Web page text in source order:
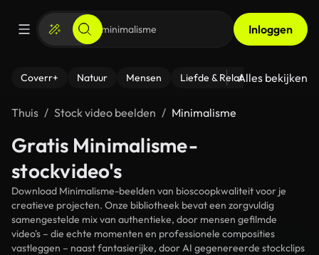
Inloggen
Coverr+ Natuur Mensen Liefde & Relaties - Fitness
Alles bekijken
Thuis Stock video beelden Minimalisme
Gratis Minimalisme-
stockvideo's
Download Minimalisme-beelden van bioscoopkwaliteit voor je
creatieve projecten. Onze bibliotheek bevat een zorgvuldig
samengestelde mix van authentieke, door mensen gefilmde
video's – die echte momenten en professionele composities
vastleggen – naast fantasierijke, door AI gegenereerde stockclips